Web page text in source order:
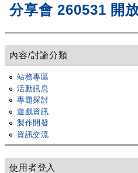
分享會 260531 開
內容/討論分類
站務專區
活動訊息
專題探討
遊戲資訊
製作開發
資訊交流
使用者登入